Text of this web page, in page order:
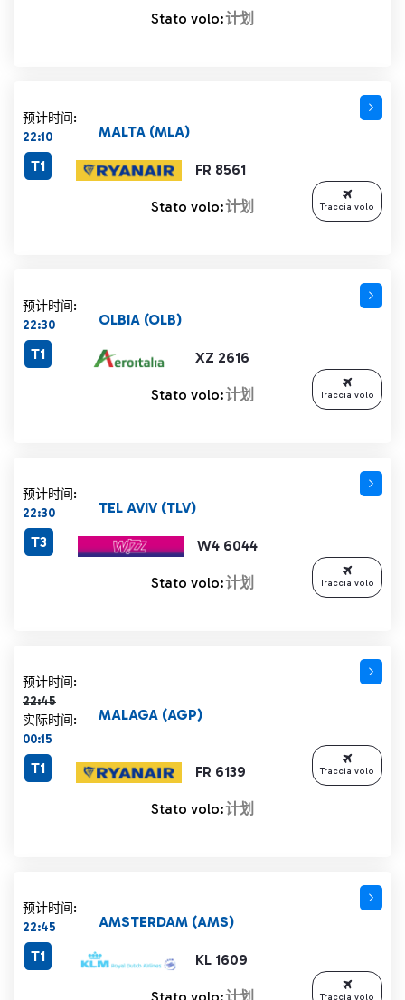
Stato volo:计划
预计时间:
22:10
FR 8561
MALTA (MLA)
T1
Stato volo:计划 Traccia volo
预计时间:
22:30
XZ 2616
OLBIA (OLB)
T1
Stato volo:计划 Traccia volo
预计时间:
22:30
W4 6044
TEL AVIV (TLV)
T3
Stato volo:计划 Traccia volo
预计时间:
22:45
计划时间 22:45 删除线
实际时间:
00:15
FR 6139
MALAGA (AGP)
T1
Stato volo:计划
Traccia volo
预计时间:
22:45
KL 1609
AMSTERDAM (AMS)
T1
Traccia volo